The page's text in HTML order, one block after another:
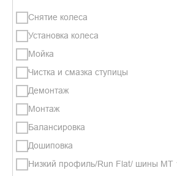
Снятие колеса
Установка колеса
Мойка
Чистка и смазка ступицы
Демонтаж
Монтаж
Балансировка
Дошиповка
Низкий профиль/Run Flat/ шины МТ